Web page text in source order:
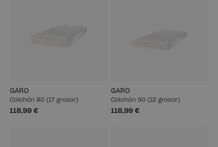
GARO
Colchón 80 (17 grosor)
118,99 €
GARO
Colchón 90 (12 grosor)
118,99 €